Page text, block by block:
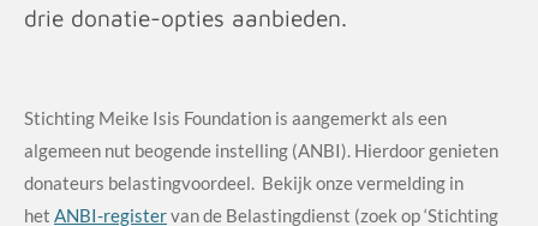
drie donatie-opties aanbieden.
Stichting Meike Isis Foundation is aangemerkt als een
algemeen nut beogende instelling (ANBI). Hierdoor genieten
donateurs belastingvoordeel. Bekijk onze vermelding in
het ANBI-registervan de Belastingdienst (zoek op ‘Stichting